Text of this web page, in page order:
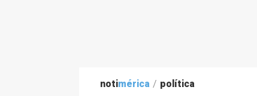
notimérica / política